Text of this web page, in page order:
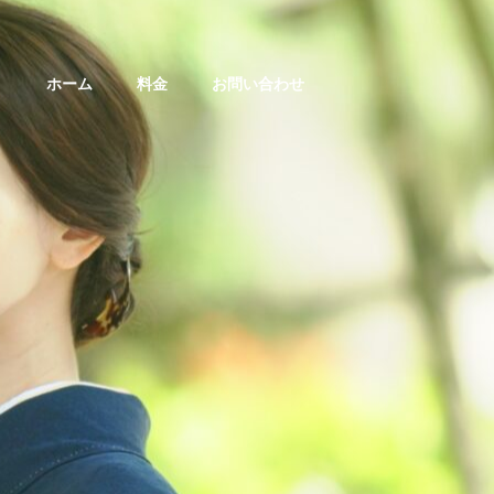
ホーム 料金 お問い合わせ